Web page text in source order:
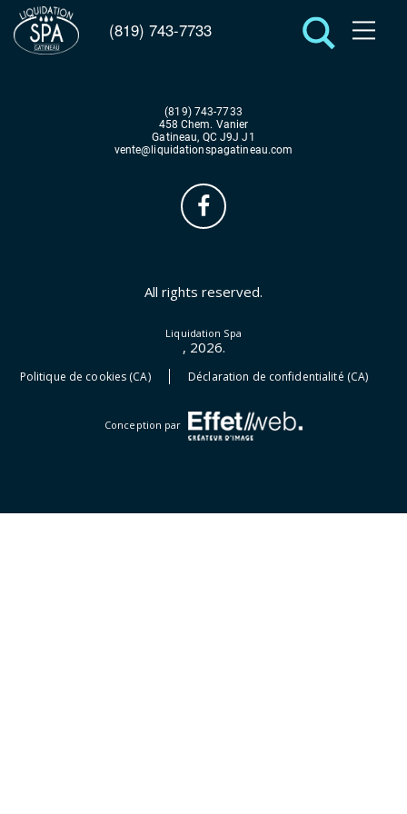
(819) 743-7733
(819) 743-7733
458 Chem. Vanier
Gatineau, QC J9J J1
vente@liquidationspagatineau.com
All rights reserved.
Liquidation Spa
, 2026.
Politique de cookies (CA) Déclaration de confidentialité (CA)
Conception par